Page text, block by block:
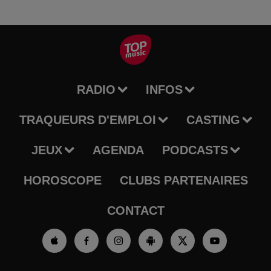
RADIO INFOS
TRAQUEURS D'EMPLOI CASTING
JEUX AGENDA PODCASTS
HOROSCOPE CLUBS PARTENAIRES
CONTACT